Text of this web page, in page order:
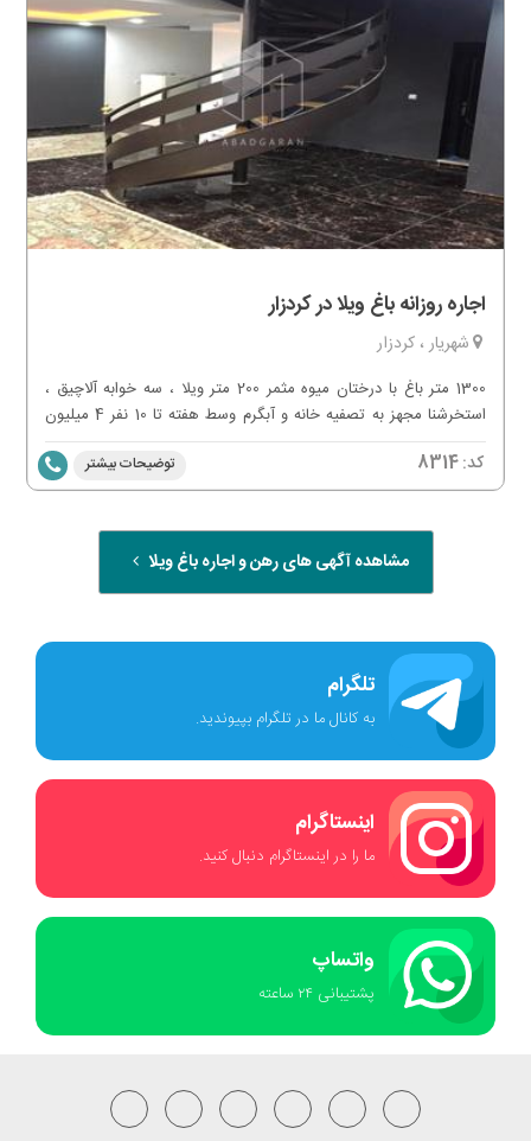
اجاره روزانه باغ ویلا در کردزار
شهریار ، کردزار
1300 متر باغ با درختان میوه مثمر 200 متر ویلا ، سه خوابه آلاچیق ،
استخرشنا مجهز به تصفیه خانه و آبگرم وسط هفته تا 10 نفر 4 میلیون
آخر هفته تا 8 نفر 6 میلیون
کد:8314 توضیحات بیشتر
مشاهده آگهی های رهن و اجاره باغ ویلا
تلگرام
به کانال ما در تلگرام بپیوندید.
اینستاگرام
ما را در اینستاگرام دنبال کنید.
واتساپ
پشتیبانی ٢۴ ساعته